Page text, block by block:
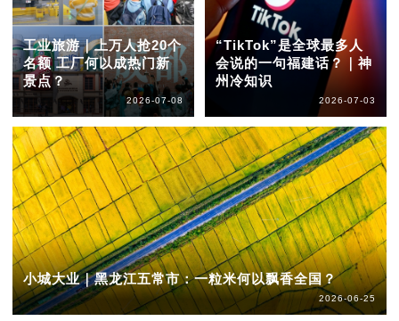
工业旅游｜上万人抢20个
名额 工厂何以成热门新
景点？
2026-07-08
“TikTok”是全球最多人
会说的一句福建话？｜神
州冷知识
2026-07-03
小城大业｜黑龙江五常市：一粒米何以飘香全国？
2026-06-25